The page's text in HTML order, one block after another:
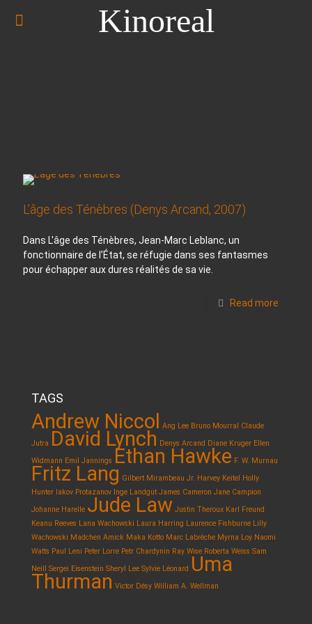
Kinoreal
L’âge des Ténèbres (Denys Arcand, 2007)
Dans L'âge des Ténèbres, Jean-Marc Leblanc, un
fonctionnaire de l’État, se réfugie dans ses fantasmes
pour échapper aux dures réalités de sa vie.
Read more
TAGS
Andrew Niccol Ang Lee Bruno Mourral Claude
Jutra David Lynch Denys Arcand Diane Kruger Ellen
Widmann Emil Jannings Ethan Hawke F. W. Murnau
Fritz Lang Gilbert Mirambeau Jr. Harvey Keitel Holly
Hunter Iakov Protazanov Inge Landgut James Cameron Jane Campion
Johanne Harelle Jude Law Justin Theroux Karl Freund
Keanu Reeves Lana Wachowski Laura Harring Laurence Fishburne Lilly
Wachowski Madchen Amick Maka Kotto Marc Labrèche Myrna Loy Naomi
Watts Paul Leni Peter Lorre Petr Chardynin Ray Wise Roberta Weiss Sam
Neill Sergei Eisenstein Sheryl Lee Sylvie Léonard Uma
Thurman Victor Désy William A. Wellman